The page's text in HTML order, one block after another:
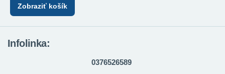
Zobraziť košík
Infolinka:
0376526589